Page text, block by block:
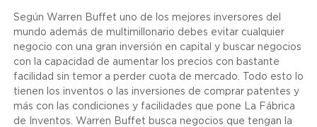
Según Warren Buffet uno de los mejores inversores del
mundo además de multimillonario debes evitar cualquier
negocio con una gran inversión en capital y buscar negocios
con la capacidad de aumentar los precios con bastante
facilidad sin temor a perder cuota de mercado. Todo esto lo
tienen los inventos o las inversiones de comprar patentes y
más con las condiciones y facilidades que pone La Fábrica
de Inventos. Warren Buffet busca negocios que tengan la